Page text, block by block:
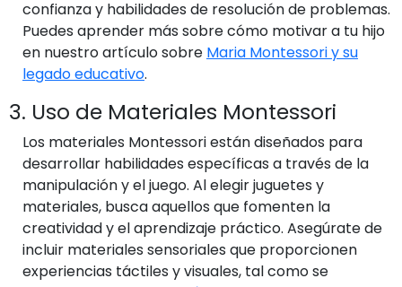
confianza y habilidades de resolución de problemas.
Puedes aprender más sobre cómo motivar a tu hijo
en nuestro artículo sobre Maria Montessori y su
legado educativo.
3. Uso de Materiales Montessori
Los materiales Montessori están diseñados para
desarrollar habilidades específicas a través de la
manipulación y el juego. Al elegir juguetes y
materiales, busca aquellos que fomenten la
creatividad y el aprendizaje práctico. Asegúrate de
incluir materiales sensoriales que proporcionen
experiencias táctiles y visuales, tal como se